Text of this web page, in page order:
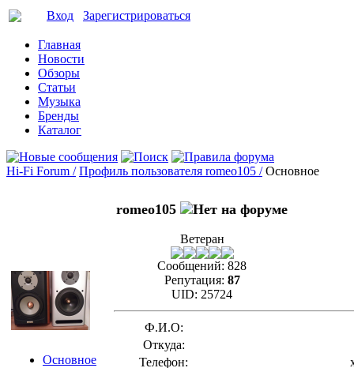
Вход Зарегистрироваться
Главная
Новости
Обзоры
Статьи
Музыка
Бренды
Каталог
Hi-Fi Forum / Профиль пользователя romeo105 / Основное
Основное
romeo105
Ветеран
Сообщений: 828
Репутация: 87
UID: 25724
Ф.И.О:
Откуда:
Телефон: